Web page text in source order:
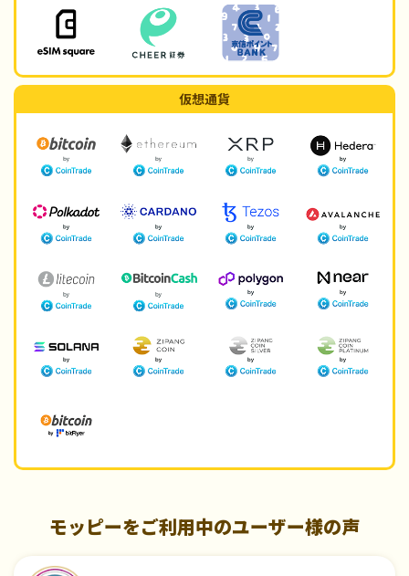
仮想通貨
モッピーをご利用中のユーザー様の声